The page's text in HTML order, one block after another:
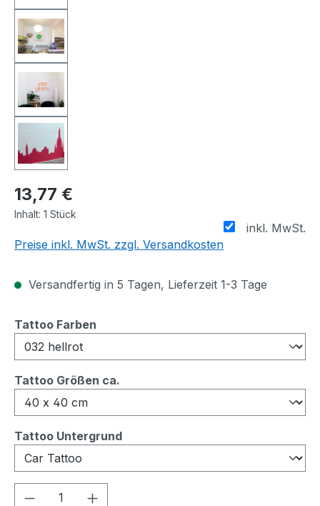
13,77 €
Inhalt: 1 Stück
inkl. MwSt.
Preise inkl. MwSt. zzgl. Versandkosten
Versandfertig in 5 Tagen, Lieferzeit 1-3 Tage
Tattoo Farben
Tattoo Größen ca.
Tattoo Untergrundauswählen
Produkt Anzahl: Gib den